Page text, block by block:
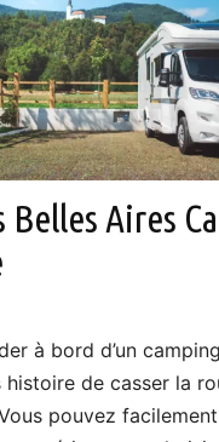
Belles Aires
à bord d’un
histoire de casser la
pouvez